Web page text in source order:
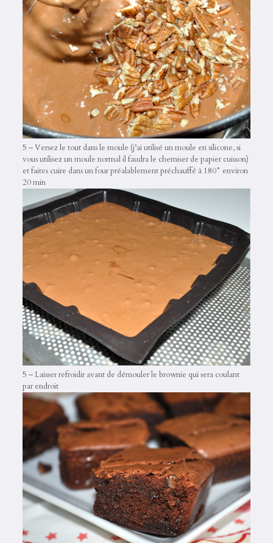
5 – Versez le tout dans le moule (j’ai utilisé un moule en silicone, si
vous utilisez un moule normal il faudra le chemiser de papier cuisson)
et faites cuire dans un four préalablement préchauffé à 180° environ
20 min
5 – Laisser refroidir avant de démouler le brownie qui sera coulant
par endroit